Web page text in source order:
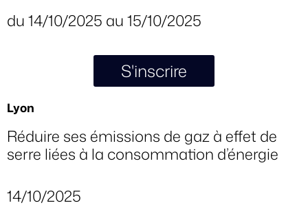
du 14/10/2025 au 15/10/2025
S'inscrire
Lyon
Réduire ses émissions de gaz à effet de
serre liées à la consommation d’énergie
14/10/2025